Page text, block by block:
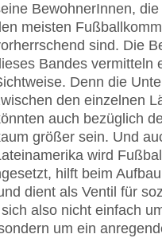
BewohnerInnen,
meisten
sind. Die
Bandes vermitteln
Denn die
den einzelnen
auch bezüglich
größer sein. Und
wird
hilft beim
dient als Ventil für
also nicht einfach
um ein